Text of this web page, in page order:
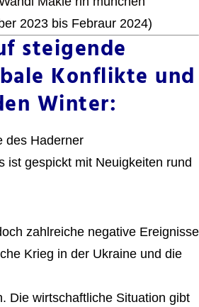
2023 bis Febraur 2024)
steigende
Konflikte und
Winter:
des Haderner
ist gespickt mit Neuigkeiten rund
zahlreiche negative Ereignisse
Krieg in der Ukraine und die
Die wirtschaftliche Situation gibt